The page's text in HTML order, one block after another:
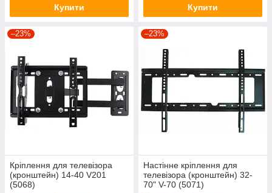
Купити Купити
–23%
Кріплення для телевізора
(кронштейн) 14-40 V201
(5068)
–23%
Настінне кріплення для
телевізора (кронштейн) 32-
70" V-70 (5071)